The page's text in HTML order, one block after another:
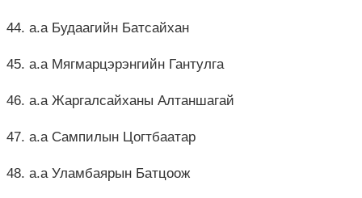
44. а.а Будаагийн Батсайхан
45. а.а Мягмарцэрэнгийн Гантулга
46. а.а Жаргалсайханы Алтаншагай
47. а.а Сампилын Цогтбаатар
48. а.а Уламбаярын Батцоож